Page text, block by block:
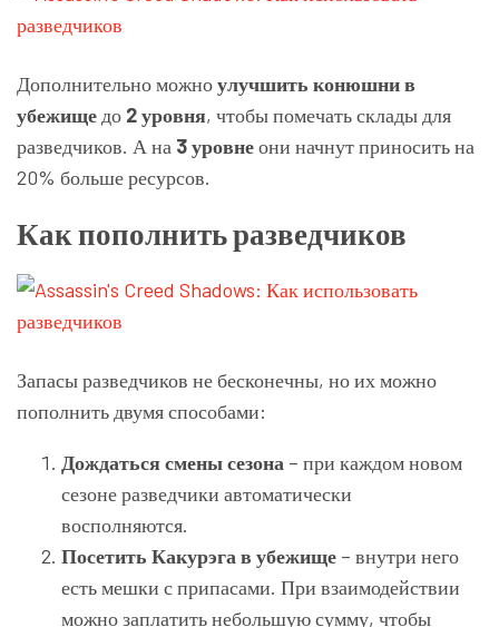
Дополнительно можноулучшить конюшни в
убежище до 2 уровня, чтобы помечать склады для
разведчиков. А на 3 уровнеони начнут приносить на
20% больше ресурсов.
Как пополнить разведчиков
Запасы разведчиков не бесконечны, но их можно
пополнить двумя способами:
Дождаться смены сезона – при каждом новом
сезоне разведчики автоматически
восполняются.
Посетить Какурэга в убежище – внутри него
есть мешки с припасами. При взаимодействии
можно заплатить небольшую сумму, чтобы